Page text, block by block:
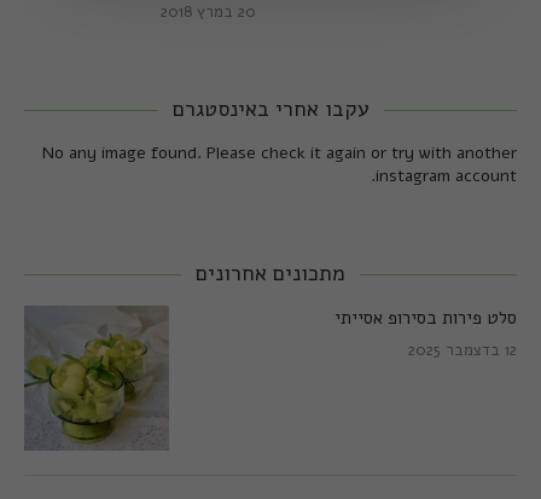
20 במרץ 2018
עקבו אחרי באינסטגרם
No any image found. Please check it again or try with another
instagram account.
מתכונים אחרונים
סלט פירות בסירופ אסייתי
12 בדצמבר 2025